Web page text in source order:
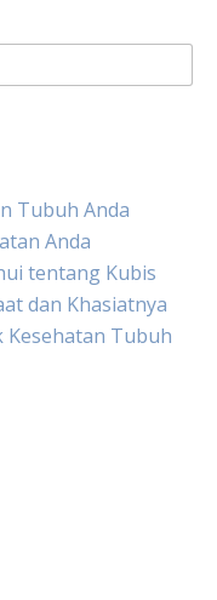
Tubuh Anda
Anda
tentang Kubis
dan Khasiatnya
Tubuh